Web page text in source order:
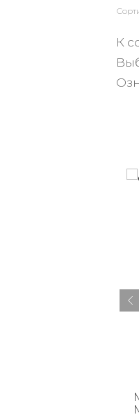
К